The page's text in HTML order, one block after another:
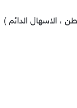
، الاسهال الدائم )